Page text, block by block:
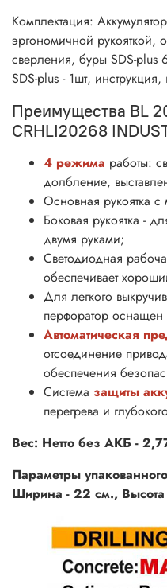
Комплектация:
эргономичной рукояткой,
сверления, буры SDS-
SDS-plus - 1шт, инструкция,
Преимущества BL
CRHLI20268
4 режима работы:
долбление,
Основная рукоятка
Боковая рукоятка -
двумя руками;
Светодиодная
обеспечивает
Для легкого
перфоратор
Автоматическая
отсоединение
обеспечения
Система защиты
перегрева и
Вес: Нетто без АКБ -
Параметры
Ширина - 22 см.,